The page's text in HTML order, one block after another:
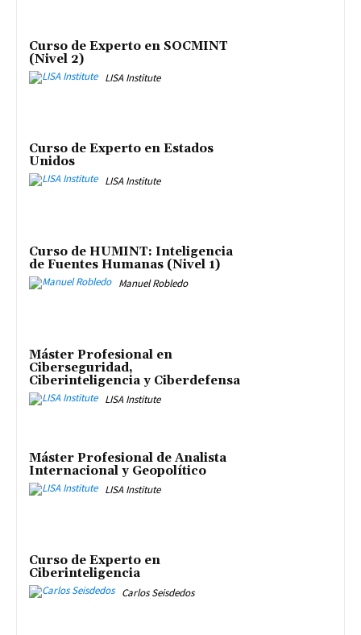
Curso de Experto en SOCMINT
(Nivel 2)
LISA Institute
Curso de Experto en Estados
Unidos
LISA Institute
Curso de HUMINT: Inteligencia
de Fuentes Humanas (Nivel 1)
Manuel Robledo
Máster Profesional en
Ciberseguridad,
Ciberinteligencia y Ciberdefensa
LISA Institute
Máster Profesional de Analista
Internacional y Geopolítico
LISA Institute
Curso de Experto en
Ciberinteligencia
Carlos Seisdedos